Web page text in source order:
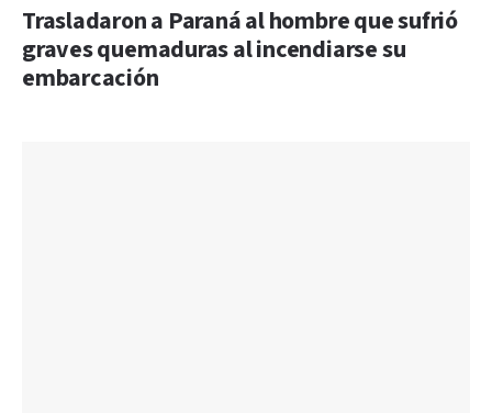
Trasladaron a Paraná al hombre que sufrió
graves quemaduras al incendiarse su
embarcación